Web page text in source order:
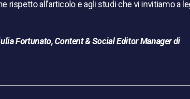
rispetto all’articolo e agli studi che vi invitiamo a
Fortunato, Content & Social Editor Manager di